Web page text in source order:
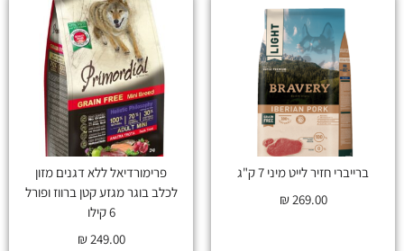
ברייברי חזיר לייט מיני 7 ק"ג
₪269.00
פרימורדיאל ללא דגנים מזון
לכלב בוגר מגזע קטן ברווז ופורל
6 קילו
₪249.00